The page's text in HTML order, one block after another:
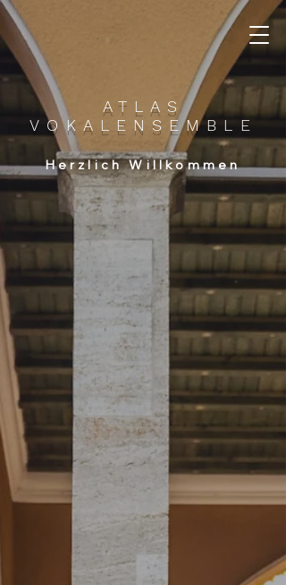
ATLAS
VOKALENSEMBLE
Herzlich Willkommen